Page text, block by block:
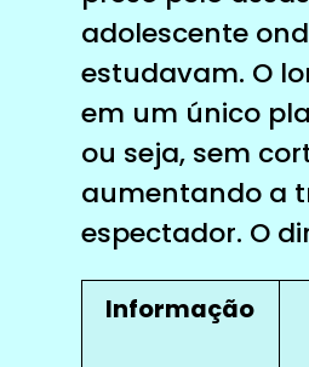
adolescente
estudavam. O
em um único
ou seja, sem
aumentando a
espectador. O
Informação